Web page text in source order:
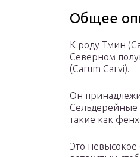
Общее
К роду Тмин
Северном
(Carum Carvi).
Он
Сельдерейные
такие как
Это невысокое